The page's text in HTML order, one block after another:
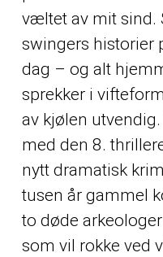
væltet av mit sind.
swingers historier
dag – og alt
sprekker i
av kjølen
med den 8.
nytt dramatisk
tusen år gammel
to døde
som vil rokke ved